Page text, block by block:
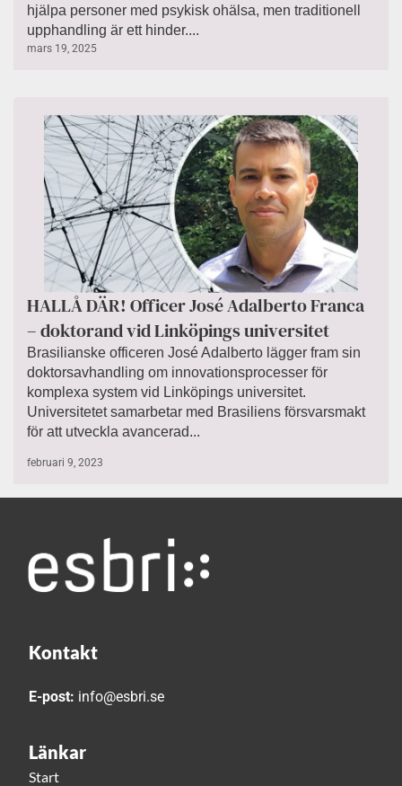
hjälpa personer med psykisk ohälsa, men traditionell
upphandling är ett hinder....
mars 19, 2025
HALLÅ DÄR! Officer José Adalberto Franca
– doktorand vid Linköpings universitet
Brasilianske officeren José Adalberto lägger fram sin
doktorsavhandling om innovationsprocesser för
komplexa system vid Linköpings universitet.
Universitetet samarbetar med Brasiliens försvarsmakt
för att utveckla avancerad...
februari 9, 2023
Kontakt
E-post: info@esbri.se
Länkar
Start